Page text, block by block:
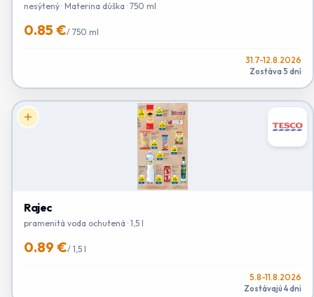
nesýtený · Materina dúška · 750 ml
0.85 €/ 750 ml
31.7-12.8.2026
Zostáva 5 dní
Rajec
pramenitá voda ochutená · 1,5 l
0.89 €/ 1,5 l
5.8-11.8.2026
Zostávajú 4 dni